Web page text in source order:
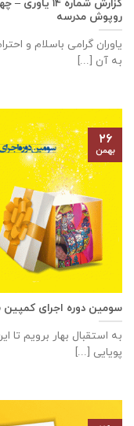
گزارش شماره
روپوش مدرسه
یاوران گرامی باسلام و
به آن [...]
سومین دوره اجرای کمپین «
به استقبال بهار برویم تا
پویایی [...]
۲۶
بهمن